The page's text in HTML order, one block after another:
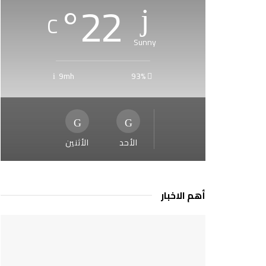
Sunny
22
°
C
93%
9mh
الأحد الأثنين
أهم الاخبار